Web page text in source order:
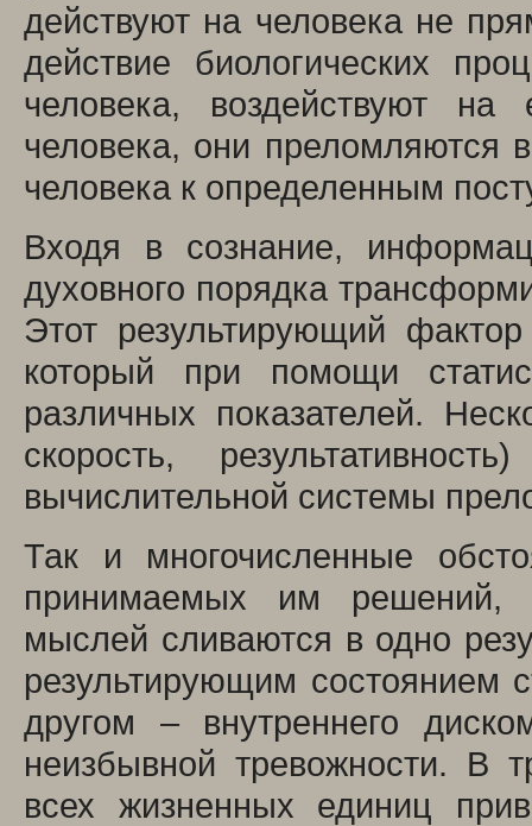
действуют на человека не
действие биологических
человека, воздействуют
человека, они
человека к определенным
Входя в сознание,
духовного порядка
Этот результирующий
который при помощи
различных показателей.
скорость,
вычислительной системы
Так и многочисленные
принимаемых им решений,
мыслей сливаются в одно
результирующим состоянием
другом – внутреннего
неизбывной тревожности. В
всех жизненных единиц